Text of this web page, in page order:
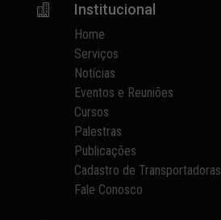
 Institucional
Home
Serviços
Notícias
Eventos e Reuniões
Cursos
Palestras
Publicações
Cadastro de Transportadoras
Fale Conosco